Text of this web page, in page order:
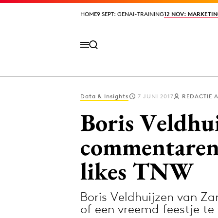
HOME9 SEPT: GENAI-TRAINING12 NOV:
HOME9 SEPT: GENAI-TRAINING12 NOV:
Design
Diversiteit
Data & Insights 7 JUNI 2017 REDACTIE
Boris
likes TNW
Boris Veldhuijzen van
of een vreemd feestje te